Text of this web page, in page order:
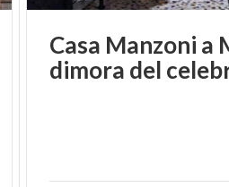
Casa Manzoni a
dimora del